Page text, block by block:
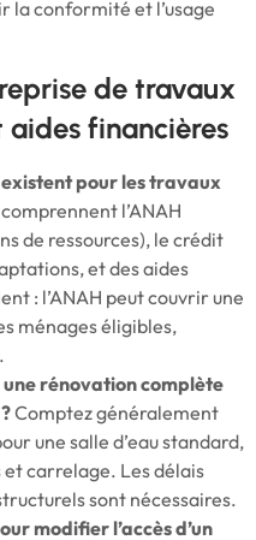
la conformité et l’usage
de travaux
aides financières
pour les travaux
l’ANAH
de ressources), le crédit
et des aides
: l’ANAH peut couvrir une
ménages éligibles,
rénovation complète
Comptez généralement
une salle d’eau standard,
carrelage. Les délais
sont nécessaires.
modifier l’accès d’un